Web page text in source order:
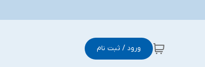
ورود / ثبت نام